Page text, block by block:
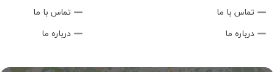
تماس با ما
درباره ما
تماس با ما
درباره ما